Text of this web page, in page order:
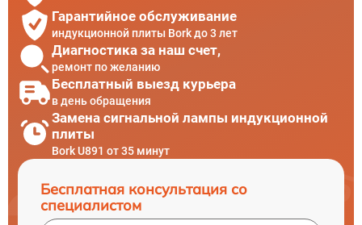
Гарантийное обслуживание
индукционной плиты Bork до 3 лет
Диагностика за наш счет,
ремонт по желанию
Бесплатный выезд курьера
в день обращения
Замена сигнальной лампы индукционной
плиты
Bork U891 от 35 минут
Бесплатная консультация со
специалистом